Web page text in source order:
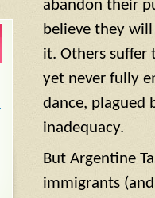
abandon their
believe they
it. Others suffer
yet never fully
dance, plagued
inadequacy.
But Argentine
immigrants